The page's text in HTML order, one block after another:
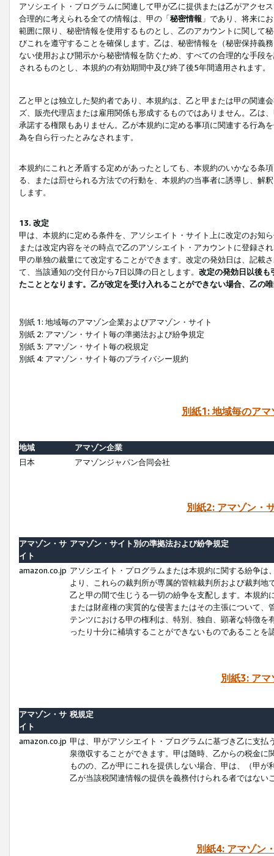
アソシエイト・プログラムに関連して甲が乙に提供または乙がアクセ
合理的に考えられる全ての情報は、甲の「秘密情報 」であり、将来に
範囲に限り、秘密情報を使用するものとし、乙のアカウントに関して
びこれを遵守することを確保します。乙は、秘密情報を（秘密保持義
ない使用および開示から秘密情報を防ぐため、すべての合理的な手段
されるものとし、本規約の有効期間中及び終了後5年間適用されます。
乙と甲とは独立した契約者であり、本規約は、乙と甲または甲の関連
ズ、販売代理店または雇用関係も形成するものではありません。乙は
承諾する権限もありません。乙が本規約に定める事項に関連する行為
為を自ら行ったとみなされます。
本規約にこれと矛盾する定めがあったとしても、本規約のいかなる条
る、または罰せられる方法での行動を、本規約の当事者に誘導し、解
します。
13. 改定
甲は、本規約に定める条件を、アソシエイト・サイト上に改定のお知
または改定内容をその時点で乙のアソシエイト・アカウントに登録さ
甲の単独の裁量にて改定することができます。改定の発効日は、記載
て、当該通知の交付日から7日以降の日とします。 改定の発効日以後も
たこととなります。乙が改定を受け入れることができない場合、乙の
別紙 1: 地域毎のアマゾン企業およびアマゾン・サイト
別紙 2: アマゾン・サイト毎の準拠法および紛争規定
別紙 3: アマゾン・サイト毎の税規定
別紙 4: アマゾン・サイト毎のプライバシー規約
別紙1: 地域毎のア
地域
アマゾン企業
日本
アマゾンジャパン合同会社
別紙2: アマゾン・
アマゾン・サ
イト
アマゾン・サイト別の準拠法および紛争規定
amazon.co.jp アソシエイト・プログラムまたは本規約に関する紛争
より、これらの裁判所が専属的管轄裁判所および裁判
乙と甲の間で生じうる一切の紛争を支配します。本規
または財産権の実質的な侵害またはその主張について
テンツにおける甲の権利は、特別、独自、顕著な特徴
ったり十分に補填することができないものであることを
別紙3: ア
アマゾン・サ
イト
税規定
amazon.co.jp 甲は、甲がアソシエイト・プログラムに基づき乙に支
泉徴収することができます。甲は随時、乙からの税金
ものの、乙が甲にこれを提供しない場合、甲は、（甲
乙が当該税関連情報の提供を義務付けられる者ではな
別紙4: アマゾン